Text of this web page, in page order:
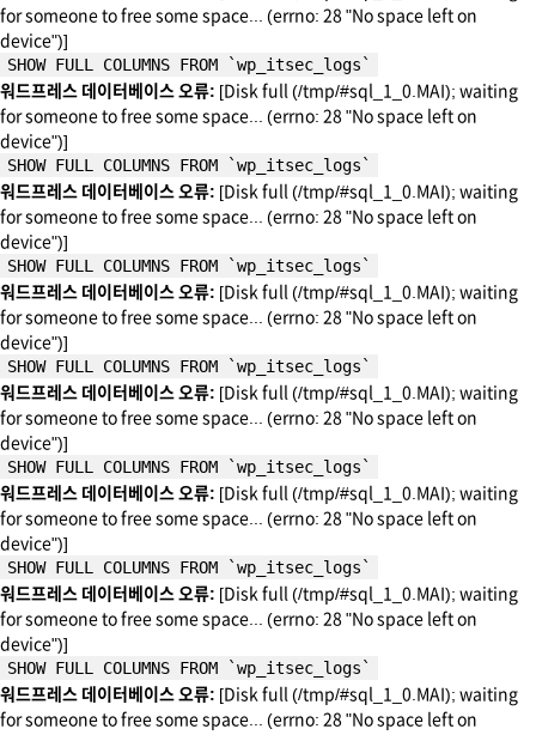
for someone to free some space... (errno: 28 "No space left on
device")]
SHOW FULL COLUMNS FROM `wp_itsec_logs`
워드프레스 데이터베이스 오류: [Disk full (/tmp/#sql_1_0.MAI); waiting
for someone to free some space... (errno: 28 "No space left on
device")]
SHOW FULL COLUMNS FROM `wp_itsec_logs`
워드프레스 데이터베이스 오류: [Disk full (/tmp/#sql_1_0.MAI); waiting
for someone to free some space... (errno: 28 "No space left on
device")]
SHOW FULL COLUMNS FROM `wp_itsec_logs`
워드프레스 데이터베이스 오류: [Disk full (/tmp/#sql_1_0.MAI); waiting
for someone to free some space... (errno: 28 "No space left on
device")]
SHOW FULL COLUMNS FROM `wp_itsec_logs`
워드프레스 데이터베이스 오류: [Disk full (/tmp/#sql_1_0.MAI); waiting
for someone to free some space... (errno: 28 "No space left on
device")]
SHOW FULL COLUMNS FROM `wp_itsec_logs`
워드프레스 데이터베이스 오류: [Disk full (/tmp/#sql_1_0.MAI); waiting
for someone to free some space... (errno: 28 "No space left on
device")]
SHOW FULL COLUMNS FROM `wp_itsec_logs`
워드프레스 데이터베이스 오류: [Disk full (/tmp/#sql_1_0.MAI); waiting
for someone to free some space... (errno: 28 "No space left on
device")]
SHOW FULL COLUMNS FROM `wp_itsec_logs`
워드프레스 데이터베이스 오류: [Disk full (/tmp/#sql_1_0.MAI); waiting
for someone to free some space... (errno: 28 "No space left on